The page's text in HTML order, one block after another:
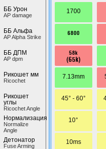
ББ Урон
AP damage
ББ Альфа
AP Alpha Strike
ББ ДПМ
AP dpm
Рикошет мм
Ricochet
Рикошет
углы
Ricochet Angle
Нормализация
Normalize
Angle
Детонатор
Fuse Arming
1700
6800
58k
(65k)
7.13mm
45° - 60°
10°
10ms